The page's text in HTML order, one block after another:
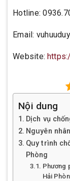
Hotline:
Email:
Website:
Nội dung
Dịch vụ
Nguyên
Quy trình
Phòng
Phương
Hải